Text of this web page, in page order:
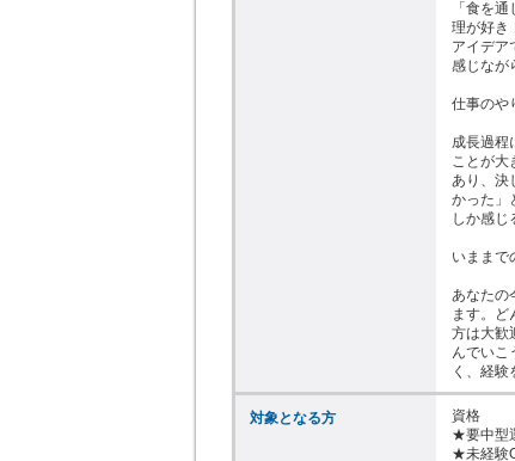
「食を
理が好き
アイデア
感じなが
仕事のや
成長過程
ことが
あり、決
かった」
しか感じ
いままで
あなたの
ます。ど
方は大歓
んでいこ
く、経験
対象となる方
資格
★要中型
★未経験